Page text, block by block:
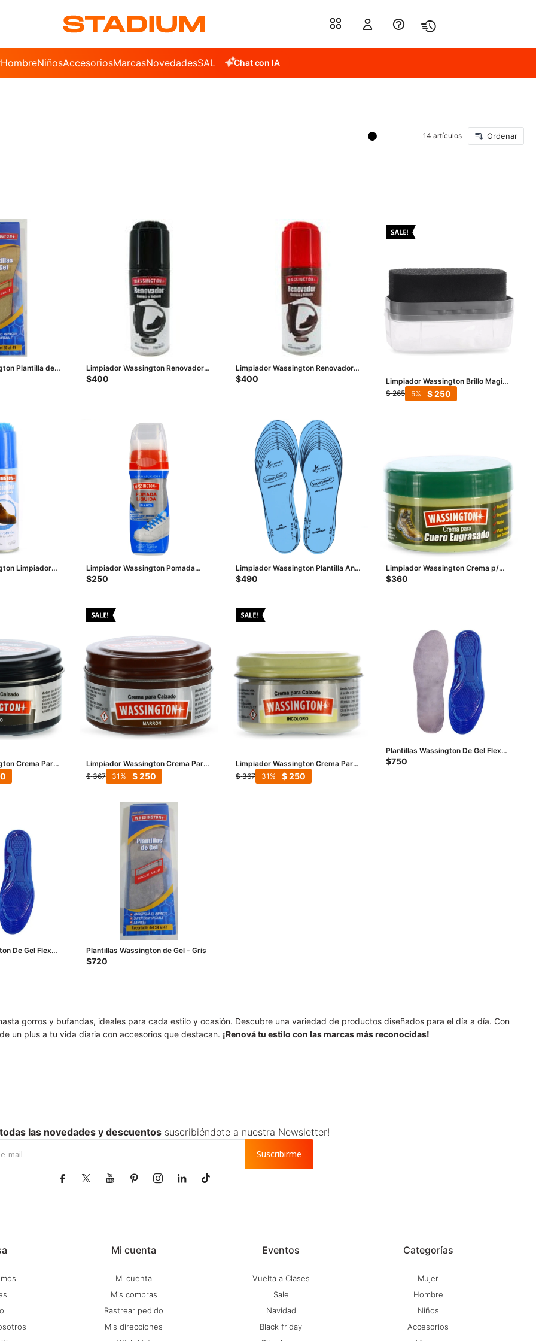
HombreNiñosAccesoriosMarcasNovedadesSALE Chat con IA
14 artículos
Plantilla de
Limpiador Wassington Renovador
para Gamuza y Nobuck - Negro
$400
Limpiador Wassington Renovador
para Gamuza y Nobuck - Marrón
$400
Limpiador Wassington Brillo Magico
- Beige Natural
$ 265 $250
5
Limpiador
- Beige
Limpiador Wassington Pomada
liquida - Blanco
$250
Limpiador Wassington Plantilla Anti
Bacteriana - Celeste
$490
Limpiador Wassington Crema p/
Engrasar - Beige Natural
$360
Crema Para
Limpiador Wassington Crema Para
Calzado - Marrón
$ 367 $250
31
Limpiador Wassington Crema Para
Calzado - Beige Natural
$ 367 $ 250
31
Plantillas Wassington De Gel Flex
Anatomicas M - Azul Marino
$750
De Gel Flex
Marino
Plantillas Wassington de Gel - Gris
$720
gorros y bufandas, ideales para cada estilo y ocasión. Descubre una variedad de productos diseñados para el día a día. Con
un plus a tu vida diaria con accesorios que destacan. ¡Renová tu estilo con las marcas más reconocidas!
Mi cuenta
Mi cuenta
Mis compras
Rastrear pedido
Mis direcciones
Eventos
Vuelta a Clases
Sale
Navidad
Black friday
Categorías
Mujer
Hombre
Niños
Accesorios
las novedades y descuentossuscribiéndote a nuestra Newsletter!
Suscribirme
      